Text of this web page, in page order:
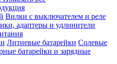
Вилки с выключателем и реле
адаптеры и удлинители
Литиевые батарейки Солевые
батарейки и зарядные